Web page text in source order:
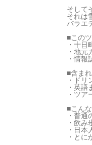
そして
それは
バラエ
■この
・十
・地
・情
■含ま
・ド
・英
・ツア
■こん
・普
・飲み
・日
・と